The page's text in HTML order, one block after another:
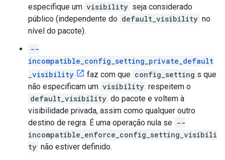
especifique um visibility seja considerado
público (independente do default_visibility no
nível do pacote).
--
incompatible_config_setting_private_default
_visibility
faz com que config_setting s que
não especificam um visibility respeitem o
default_visibility do pacote e voltem à
visibilidade privada, assim como qualquer outro
destino de regra. É uma operação nula se --
incompatible_enforce_config_setting_visibili
ty não estiver definido.